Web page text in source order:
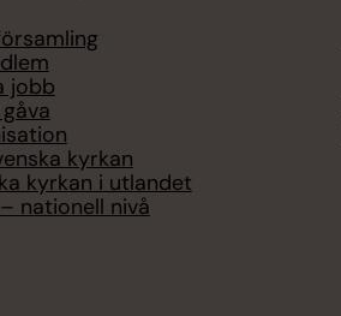
jobb
kyrkan
kyrkan i utlandet
nationell nivå